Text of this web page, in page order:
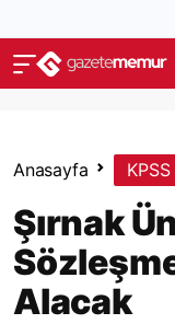
Anasayfa KPSS
Şırnak
Alacak